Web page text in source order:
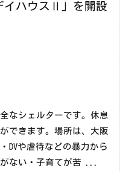
イハウスⅡ」を開設
なシェルターです。休息
できます。場所は、大阪
DVや虐待などの暴力から
ない ・子育てが苦 ...